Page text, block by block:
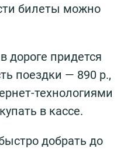
билеты можно
дороге придется
поездки — 890 р.,
технологиями
в кассе.
добрать до